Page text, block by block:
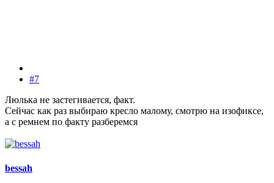
#7
Люлька не застегивается, факт.
Сейчас как раз выбираю кресло малому, смотрю на изофиксе,
а с ремнем по факту разберемся
bessah